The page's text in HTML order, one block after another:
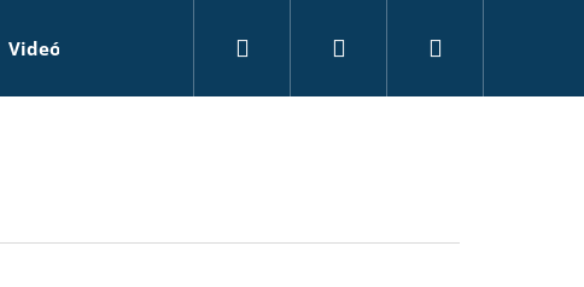
Videó rögzítők Kiegészítők Álkamerák
Keresés Bejelentkezés